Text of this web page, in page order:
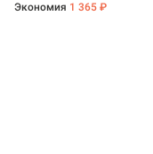
Экономия 1 365 ₽